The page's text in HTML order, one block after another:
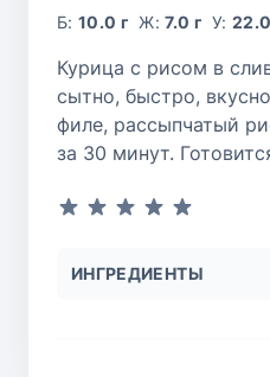
Б:10.0 г Ж:7.0 г У:
Курица с рисом в
сытно, быстро,
филе, рассыпчатый
за 30 минут.
ИНГРЕДИЕНТЫ